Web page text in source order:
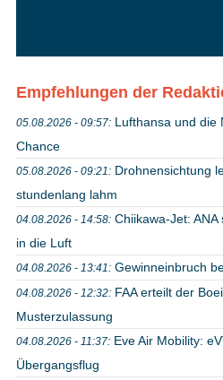
Empfehlungen der
05.08.2026 - 09:57: Lufthansa und die
Chance
05.08.2026 - 09:21: Drohnensichtung
stundenlang lahm
04.08.2026 - 14:58: Chiikawa-Jet:
in die Luft
04.08.2026 - 13:41: Gewinneinbruch
04.08.2026 - 12:32: FAA erteilt der
Musterzulassung
04.08.2026 - 11:37: Eve Air Mobility:
Übergangsflug